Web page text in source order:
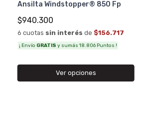
Ansilta Windstopper® 850 Fp
$940.300
6 cuotas sin interés de $156.717
¡ Envío GRATIS y sumás 18.806 Puntos !
Ver opciones